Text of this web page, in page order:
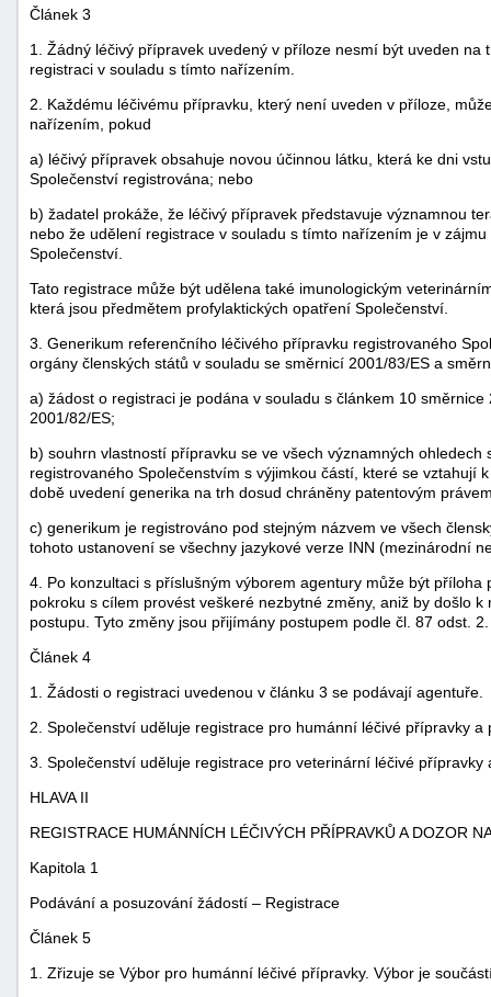
Článek 3
1. Žádný léčivý přípravek uvedený v příloze nesmí být uveden
registraci v souladu s tímto nařízením.
2. Každému léčivému přípravku, který není uveden v příloze,
nařízením, pokud
a) léčivý přípravek obsahuje novou účinnou látku, která ke dni
Společenství registrována; nebo
b) žadatel prokáže, že léčivý přípravek představuje významnou
nebo že udělení registrace v souladu s tímto nařízením je v
Společenství.
Tato registrace může být udělena také imunologickým
která jsou předmětem profylaktických opatření Společenství.
3. Generikum referenčního léčivého přípravku registrovaného
orgány členských států v souladu se směrnicí 2001/83/ES a
a) žádost o registraci je podána v souladu s článkem 10
2001/82/ES;
b) souhrn vlastností přípravku se ve všech významných
registrovaného Společenstvím s výjimkou částí, které se vztahují
době uvedení generika na trh dosud chráněny patentovým
c) generikum je registrováno pod stejným názvem ve všech
tohoto ustanovení se všechny jazykové verze INN (mezinárodní
4. Po konzultaci s příslušným výborem agentury může být
pokroku s cílem provést veškeré nezbytné změny, aniž by došlo
postupu. Tyto změny jsou přijímány postupem podle čl. 87 odst. 2.
Článek 4
1. Žádosti o registraci uvedenou v článku 3 se podávají agentuře.
2. Společenství uděluje registrace pro humánní léčivé přípravky
3. Společenství uděluje registrace pro veterinární léčivé
HLAVA II
REGISTRACE HUMÁNNÍCH LÉČIVÝCH PŘÍPRAVKŮ A DOZOR
Kapitola 1
Podávání a posuzování žádostí – Registrace
Článek 5
1. Zřizuje se Výbor pro humánní léčivé přípravky. Výbor je